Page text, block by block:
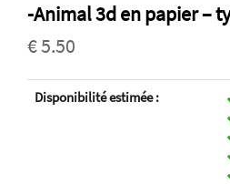
-Animal 3d en papier –
€ 5.50
Disponibilité estimée :